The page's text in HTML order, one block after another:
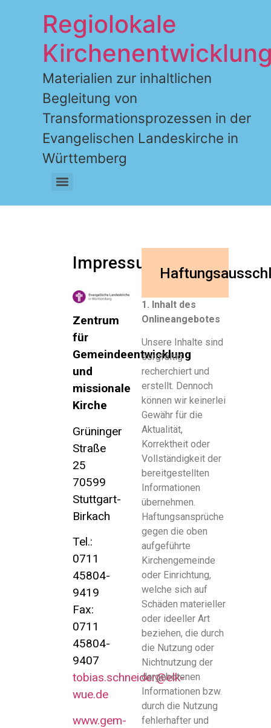
Regiolokale
Materialien zur inhaltlichen
Begleitung von
Transformationsprozessen in der
Evangelischen Landeskirche in
Württemberg
Impressum
Zentrum
für
Gemeindeentwicklung
und
missionale
Kirche
Grüninger
Straße
25
70599
Stuttgart-
Birkach
Tel.:
0711
45804-
9419
Fax:
0711
45804-
9407
tobias.schneider@elk-
wue.de
www.gem-
1. Inhalt des
Onlineangebotes
Unsere Inhalte sind
sorgfältig
recherchiert und
erstellt. Dennoch
können wir keinerlei
Gewähr für die
Aktualität,
Korrektheit oder
Vollständigkeit der
bereitgestellten
Informationen
übernehmen.
Haftungsansprüche
gegen die oben
aufgeführte
Kirchengemeinde
oder Einrichtung,
welche sich auf
Schäden materieller
oder ideeller Art
beziehen, die durch
die Nutzung oder
Nichtnutzung der
dargebotenen
Informationen bzw.
durch die Nutzung
fehlerhafter und